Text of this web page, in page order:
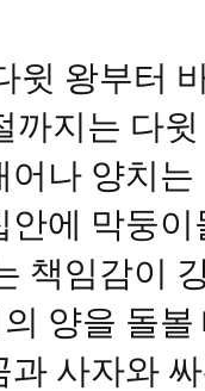
윗 왕부터
까지는 다
어나 양치
안에 막둥
책임감이
양을 돌
과 사자와